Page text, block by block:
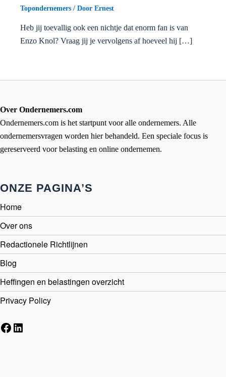
Topondernemers / Door Ernest
Heb jij toevallig ook een nichtje dat enorm fan is van
Enzo Knol? Vraag jij je vervolgens af hoeveel hij […]
Over Ondernemers.com
Ondernemers.com is het startpunt voor alle ondernemers. Alle
ondernemersvragen worden hier behandeld. Een speciale focus is
gereserveerd voor belasting en online ondernemen.
ONZE PAGINA’S
Home
Over ons
Redactionele Richtlijnen
Blog
Heffingen en belastingen overzicht
Privacy Policy
Facebook
LinkedIn